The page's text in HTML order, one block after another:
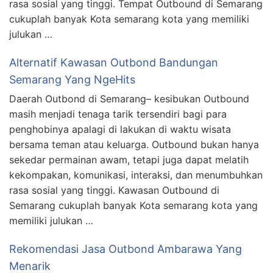
rasa sosial yang tinggi. Tempat Outbound di Semarang
cukuplah banyak Kota semarang kota yang memiliki
julukan …
Alternatif Kawasan Outbond Bandungan
Semarang Yang NgeHits
Daerah Outbond di Semarang– kesibukan Outbound
masih menjadi tenaga tarik tersendiri bagi para
penghobinya apalagi di lakukan di waktu wisata
bersama teman atau keluarga. Outbound bukan hanya
sekedar permainan awam, tetapi juga dapat melatih
kekompakan, komunikasi, interaksi, dan menumbuhkan
rasa sosial yang tinggi. Kawasan Outbound di
Semarang cukuplah banyak Kota semarang kota yang
memiliki julukan …
Rekomendasi Jasa Outbond Ambarawa Yang
Menarik